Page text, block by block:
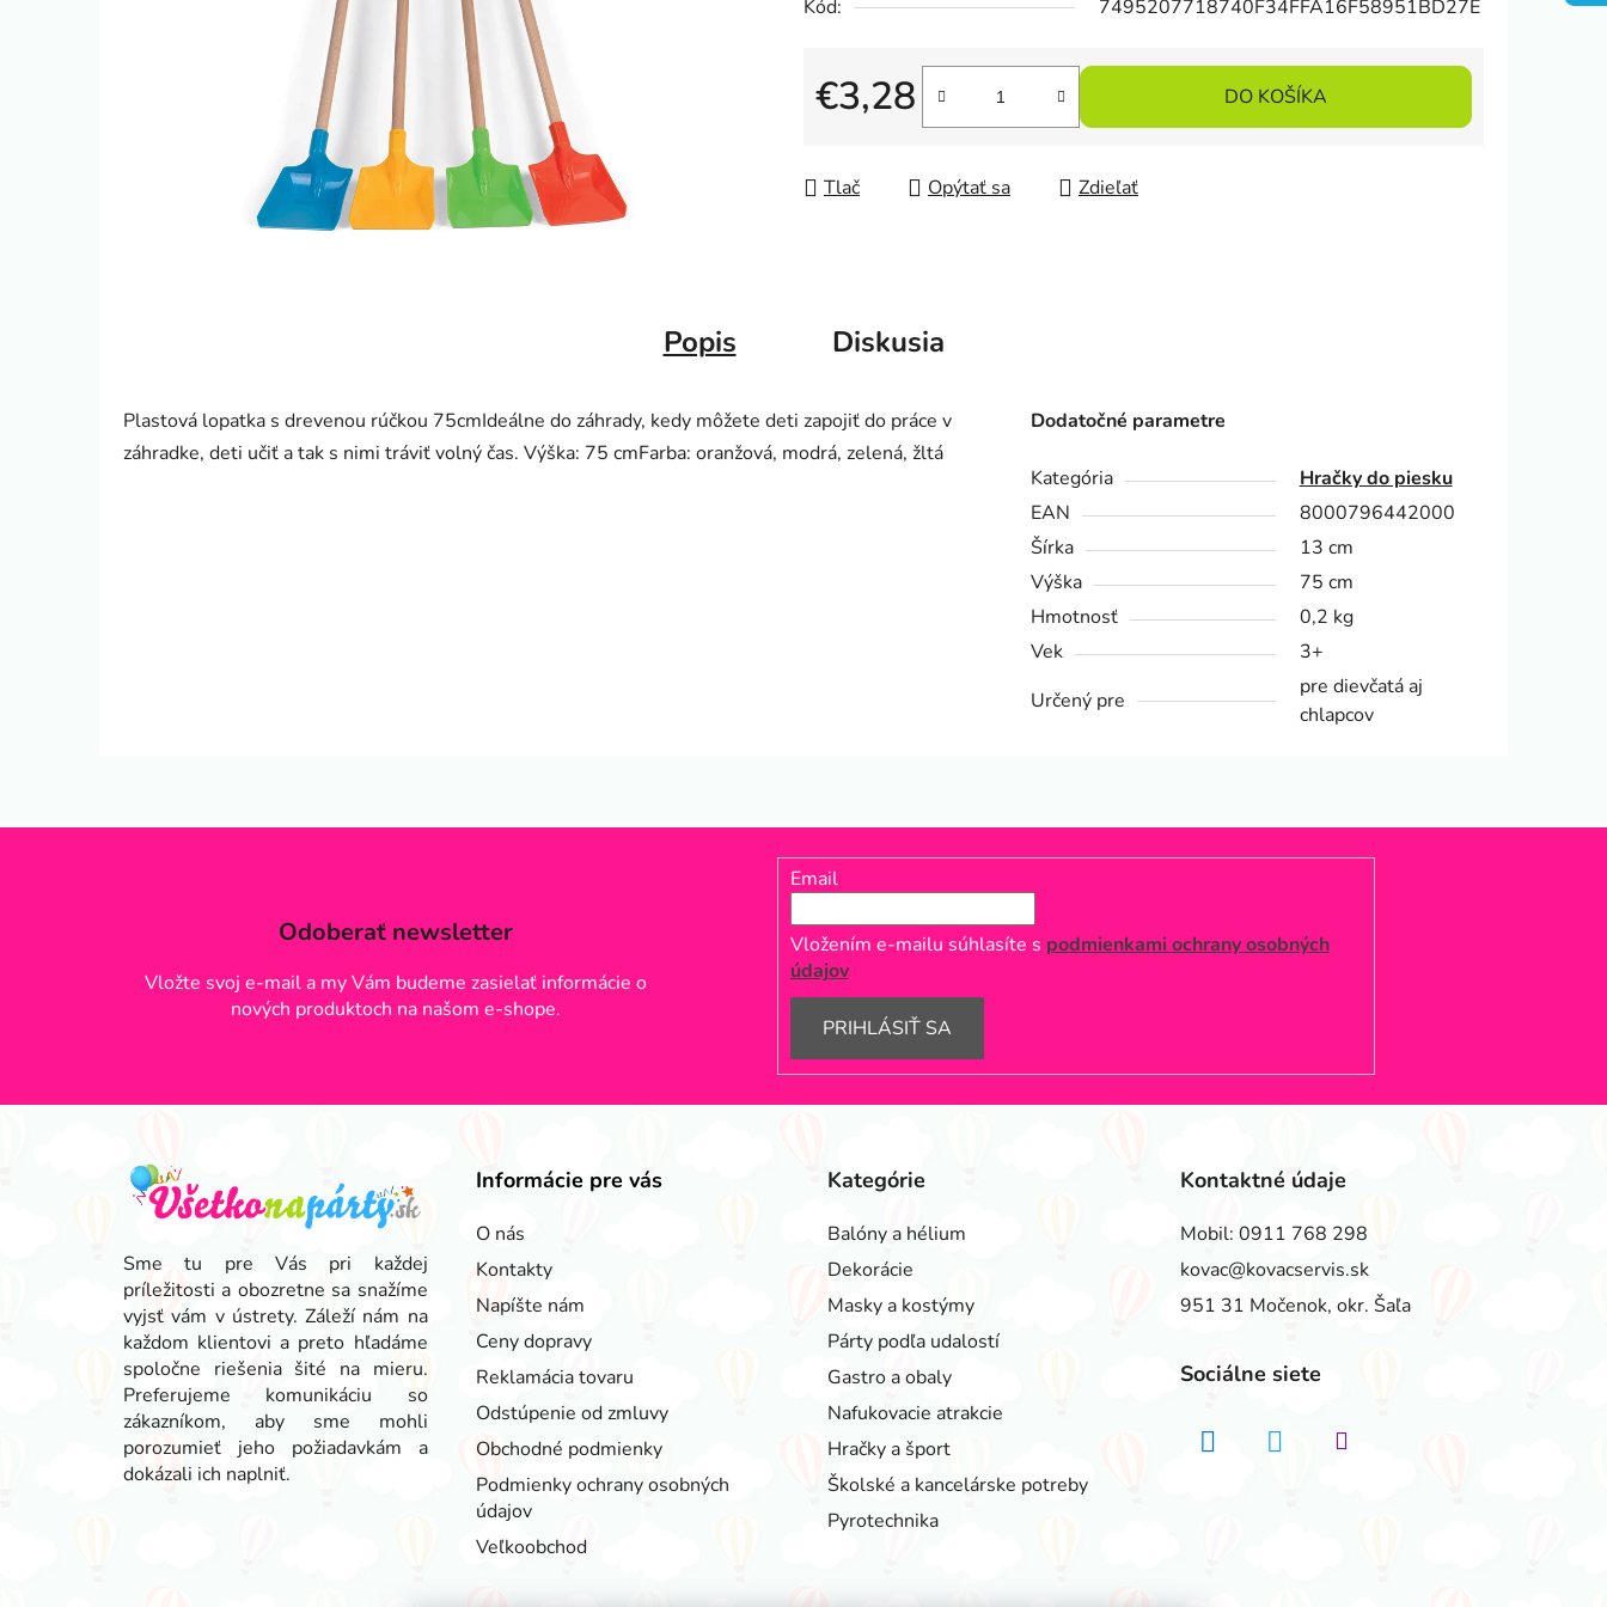
Kód:
7495207718740F34FFA16F58951BD27E
€3,28
Jednotková cena:
DO KOŠÍKA
Tlač Opýtať sa Zdieľať
Popis Diskusia
Plastová lopatka s drevenou rúčkou 75cmIdeálne do záhrady, kedy môžete deti zapojiť do práce v
záhradke, deti učiť a tak s nimi tráviť volný čas. Výška: 75 cmFarba: oranžová, modrá, zelená, žltá
Dodatočné parametre
Kategória
Hračky do piesku
EAN
8000796442000
Šírka
13 cm
Výška
75 cm
Hmotnosť
0,2 kg
Vek
3+
Určený pre
pre dievčatá aj
chlapcov
Odoberať newsletter
Vložte svoj e-mail a my Vám budeme zasielať informácie o
nových produktoch na našom e-shope.
Email
Vložením e-mailu súhlasíte s podmienkami ochrany osobných
údajov
PRIHLÁSIŤ SA
Sme tu pre Vás pri každej
príležitosti a obozretne sa snažíme
vyjsť vám v ústrety. Záleží nám na
každom klientovi a preto hľadáme
spoločne riešenia šité na mieru.
Preferujeme komunikáciu so
zákazníkom, aby sme mohli
porozumieť jeho požiadavkám a
dokázali ich naplniť.
Informácie pre vás
O nás
Kontakty
Napíšte nám
Ceny dopravy
Reklamácia tovaru
Odstúpenie od zmluvy
Obchodné podmienky
Podmienky ochrany osobných
údajov
Veľkoobchod
Kategórie
Balóny a hélium
Dekorácie
Masky a kostýmy
Párty podľa udalostí
Gastro a obaly
Nafukovacie atrakcie
Hračky a šport
Školské a kancelárske potreby
Pyrotechnika
Kontaktné údaje
Mobil: 0911 768 298
kovac@kovacservis.sk
951 31 Močenok, okr. Šaľa
Sociálne siete